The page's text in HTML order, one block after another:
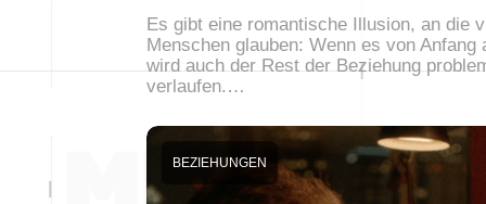
Es gibt eine romantische Illusion, an die
Menschen glauben: Wenn es von Anfang
wird auch der Rest der Beziehung
verlaufen.…
BEZIEHUNGEN